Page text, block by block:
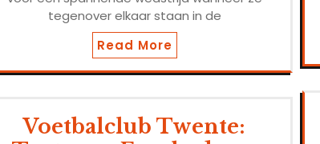
tegenover elkaar staan in de
Read More
Voetbalclub Twente: